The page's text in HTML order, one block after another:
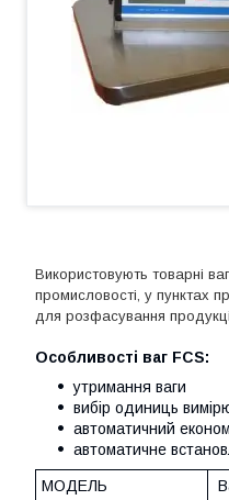
Використовують товарні
промисловості, у пунктах
для розфасування
Особливості ваг FCS:
утримання ваги
вибір одиниць
автоматичний
автоматичне
МОДЕЛЬ